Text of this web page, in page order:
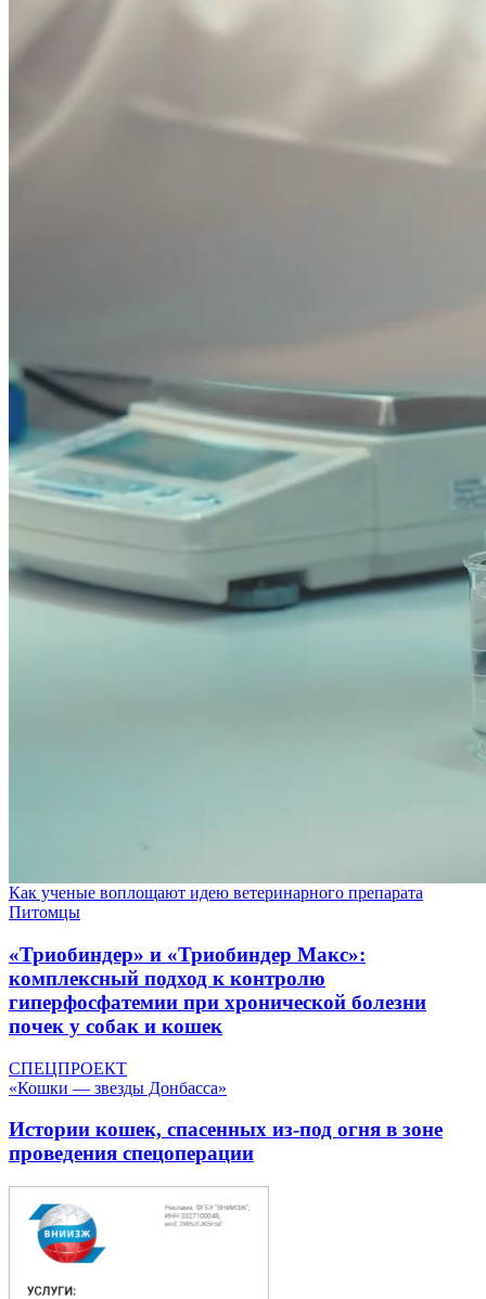
Как ученые воплощают идею ветеринарного препарата
Питомцы
«Триобиндер» и «Триобиндер Макс»:
комплексный подход к контролю
гиперфосфатемии при хронической болезни
почек у собак и кошек
СПЕЦПРОЕКТ
«Кошки — звезды Донбасса»
Истории кошек, спасенных из-под огня в зоне
проведения спецоперации